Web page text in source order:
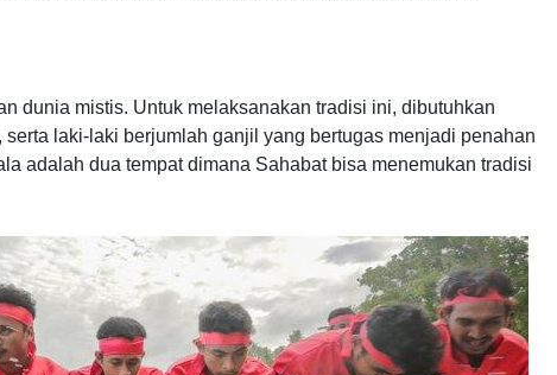
dunia mistis. Untuk melaksanakan tradisi ini, dibutuhkan
serta laki-laki berjumlah ganjil yang bertugas menjadi penahan
adalah dua tempat dimana Sahabat bisa menemukan tradisi